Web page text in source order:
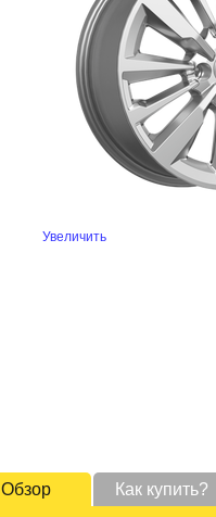
Увеличить
Обзор Как купить?